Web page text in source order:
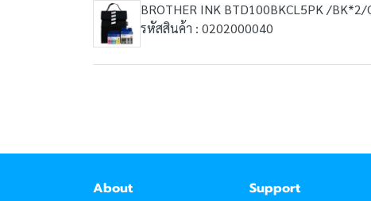
BROTHER INK BTD100BKCL5PK /
รหัสสินค้า : 0202000040
About
Support